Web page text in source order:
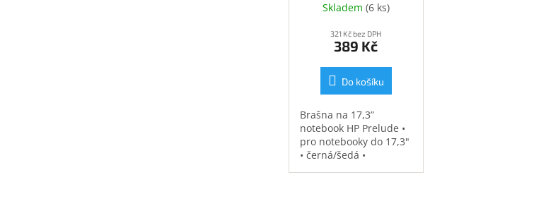
Skladem (6 ks)
321 Kč bez DPH
389 Kč
Do košíku
Brašna na 17,3”
notebook HP Prelude •
pro notebooky do 17,3"
• černá/šedá •